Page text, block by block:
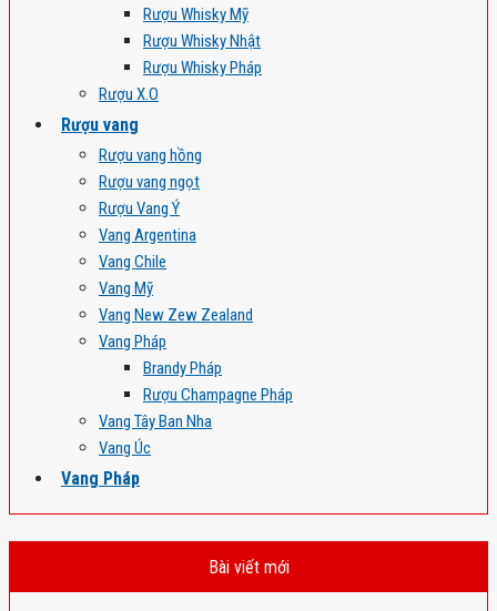
Rượu Whisky Mỹ
Rượu Whisky Nhật
Rượu Whisky Pháp
Rượu X.O
Rượu vang
Rượu vang hồng
Rượu vang ngọt
Rượu Vang Ý
Vang Argentina
Vang Chile
Vang Mỹ
Vang New Zew Zealand
Vang Pháp
Brandy Pháp
Rượu Champagne Pháp
Vang Tây Ban Nha
Vang Úc
Vang Pháp
Bài viết mới